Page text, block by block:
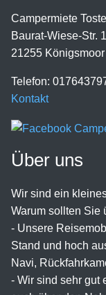
Campermiete
Baurat-Wiese-Str.
21255 Königsmoor
Telefon:
Kontakt
Über uns
Wir sind ein
Warum sollten Sie
- Unsere
Stand und hoch
Navi,
- Wir sind sehr gut